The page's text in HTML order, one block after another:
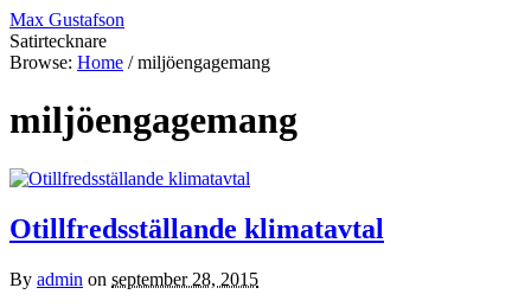
Max Gustafson
Satirtecknare
Browse: Home / miljöengagemang
miljöengagemang
Otillfredsställande klimatavtal
By admin on september 28, 2015